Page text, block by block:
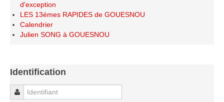
Les bilans sportifs
Les archives
Saison 2015-2016
Saison 2014-2015
d'exception
LES 13émes RAPIDES de GOUESNOU
Calendrier
Julien SONG à GOUESNOU
Identification
Identifiant